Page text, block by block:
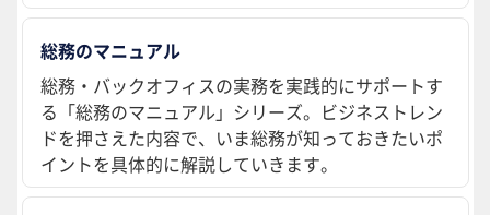
総務のマニュアル
総務・バックオフィスの実務を実践的にサポートす
る「総務のマニュアル」シリーズ。ビジネストレン
ドを押さえた内容で、いま総務が知っておきたいポ
イントを具体的に解説していきます。